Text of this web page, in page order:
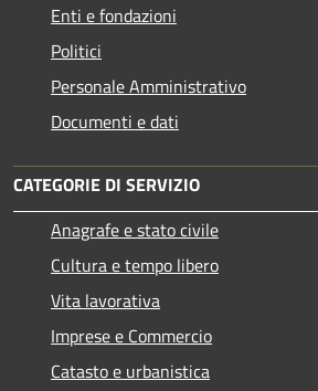
Enti e fondazioni
Politici
Personale Amministrativo
Documenti e dati
CATEGORIE DI SERVIZIO
Anagrafe e stato civile
Cultura e tempo libero
Vita lavorativa
Imprese e Commercio
Catasto e urbanistica